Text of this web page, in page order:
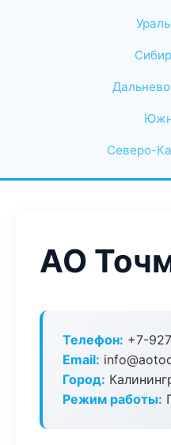
Северо-
АО
Телефон: +7-
Email:
Город:
Режим работы: